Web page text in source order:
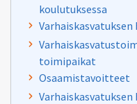
koulutuksessa
toimipaikat
Osaamistavoitteet
Varhaiskasvatuksen